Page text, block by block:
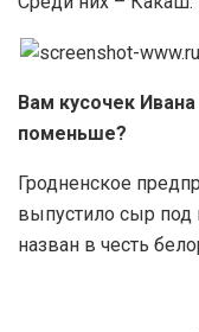
Вам кусочек
поменьше?
Гродненское
выпустило сыр под
назван в честь